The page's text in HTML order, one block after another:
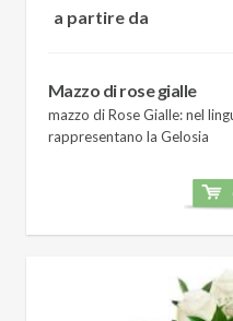
a partire da
Mazzo di rose gialle
mazzo di Rose Gialle: nel
rappresentano la Gelosia